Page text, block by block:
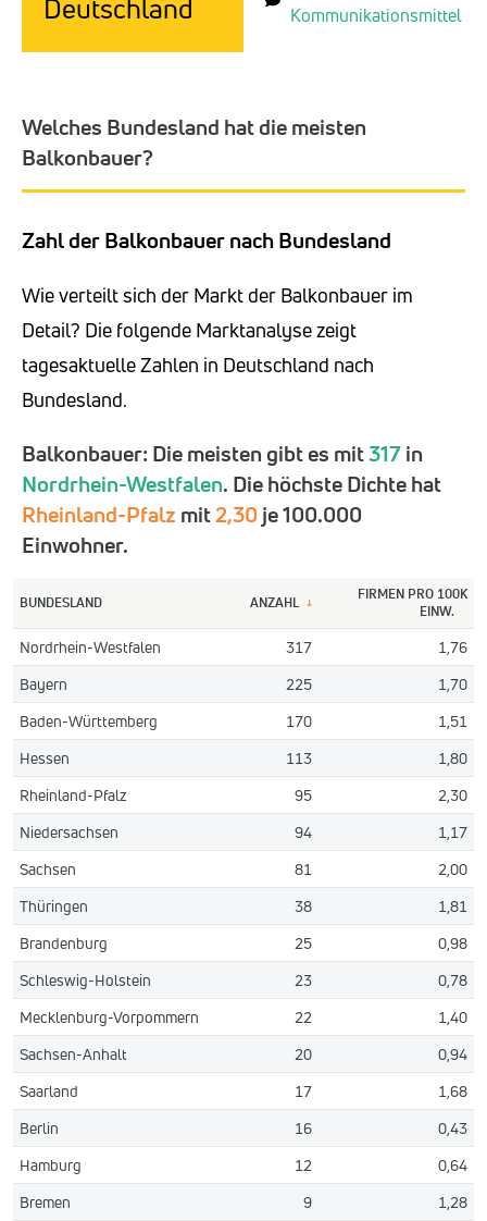
Deutschland
Kommunikationsmittel
Welches Bundesland hat die meisten
Balkonbauer?
Zahl der Balkonbauer nach Bundesland
Wie verteilt sich der Markt der Balkonbauer im
Detail? Die folgende Marktanalyse zeigt
tagesaktuelle Zahlen in Deutschland nach
Bundesland.
Balkonbauer: Die meisten gibt es mit317in
Nordrhein-Westfalen. Die höchste Dichte hat
Rheinland-Pfalz mit2,30 je 100.000
Einwohner.
BUNDESLAND ANZAHL ↓
FIRMEN PRO 100K
EINW.
Nordrhein-Westfalen 317
1,76
Bayern
225
1,70
Baden-Württemberg
170
1,51
Hessen
113
1,80
Rheinland-Pfalz
95
2,30
Niedersachsen
94
1,17
Sachsen
81
2,00
Thüringen
38
1,81
Brandenburg
25
0,98
Schleswig-Holstein
23
0,78
Mecklenburg-Vorpommern
22
1,40
Sachsen-Anhalt
20
0,94
Saarland
17
1,68
Berlin
16
0,43
Hamburg
12
0,64
Bremen
9
1,28